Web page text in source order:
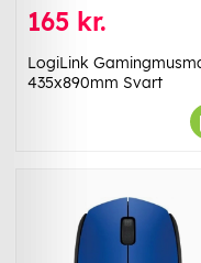
165 kr.
LogiLink
435x890mm Svart